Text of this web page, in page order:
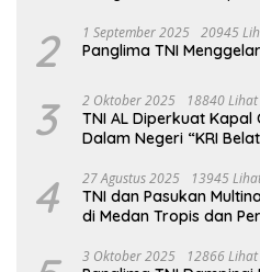
2 1 September 2025 20945
Panglima TNI
3 2 Oktober 2025 18840 Lihat
TNI AL Diperkuat Kapal
Dalam Negeri “KRI
4 27 Agustus 2025 13945
TNI dan Pasukan
di Medan Tropis dan
3 Oktober 2025 12866 Lihat